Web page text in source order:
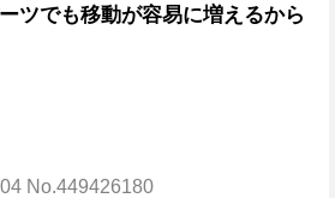
ツでも移動が容易に増えるから
No.449426180